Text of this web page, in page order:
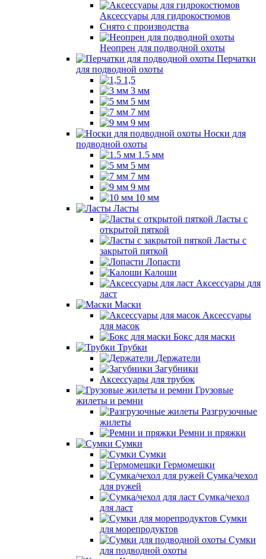
Аксессуары для гидрокостюмов
Снято с производства
Неопрен для подводной охоты
Перчатки
для подводной охоты
1,5
3 мм
5 мм
7 мм
9 мм
Носки для
подводной охоты
1.5 мм
5 мм
7 мм
9 мм
10 мм
Ласты
Ласты с
открытой пяткой
Ласты с
закрытой пяткой
Лопасти
Калоши
Аксессуары для
ласт
Маски
Аксессуары
для масок
Бокс для маски
Трубки
Держатели
Загубники
Аксессуары для трубок
Грузовые
жилеты и ремни
Разгрузочные
жилеты
Ремни и пряжки
Сумки
Сумки
Гермомешки
Сумка/чехол
для ружей
Сумка/чехол
для ласт
Сумки
для морепродуктов
Сумки
для подводной охоты